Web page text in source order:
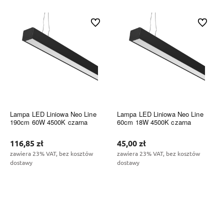
Lampa LED Liniowa Neo Line
190cm 60W 4500K czarna
116,85 zł
zawiera 23% VAT, bez kosztów
dostawy
Do ulubionych
Lampa LED Liniowa Neo Line
60cm 18W 4500K czarna
45,00 zł
zawiera 23% VAT, bez kosztów
dostawy
Do